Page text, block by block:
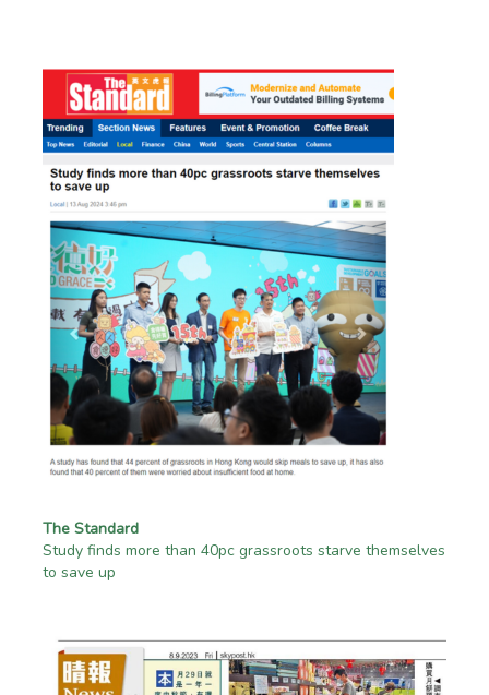
The Standard
Study finds more than 40pc grassroots starve themselves
to save up